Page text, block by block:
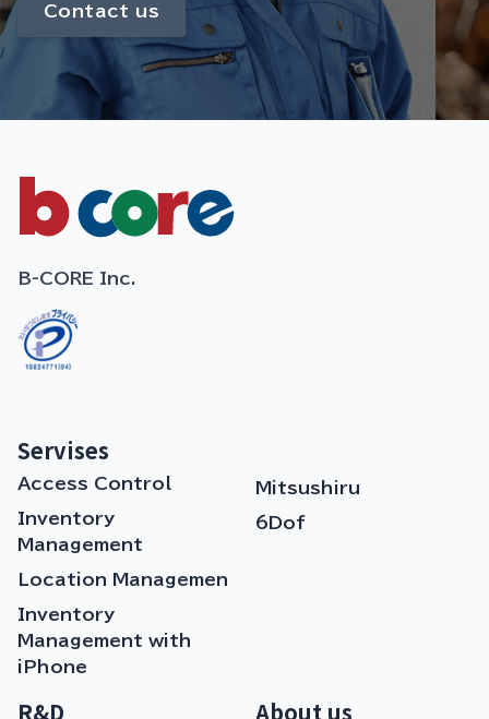
Contact us
B-CORE Inc.
Servises
Access Control
Inventory
Management
Location Managemen
Inventory
Management with
iPhone
Mitsushiru
6Dof
R&D About us